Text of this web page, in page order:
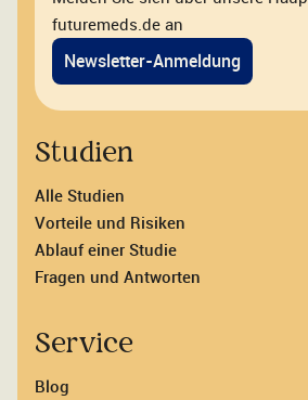
futuremeds.de an
Newsletter-Anmeldung
Studien
Alle Studien
Vorteile und Risiken
Ablauf einer Studie
Fragen und Antworten
Service
Blog